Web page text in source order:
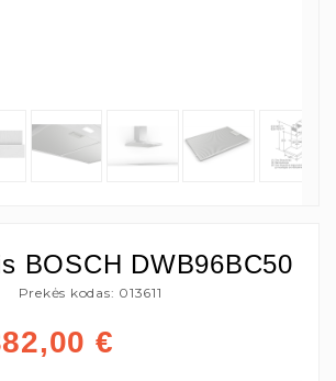
BOSCH DWB96BC50
Prekės kodas: 013611
€